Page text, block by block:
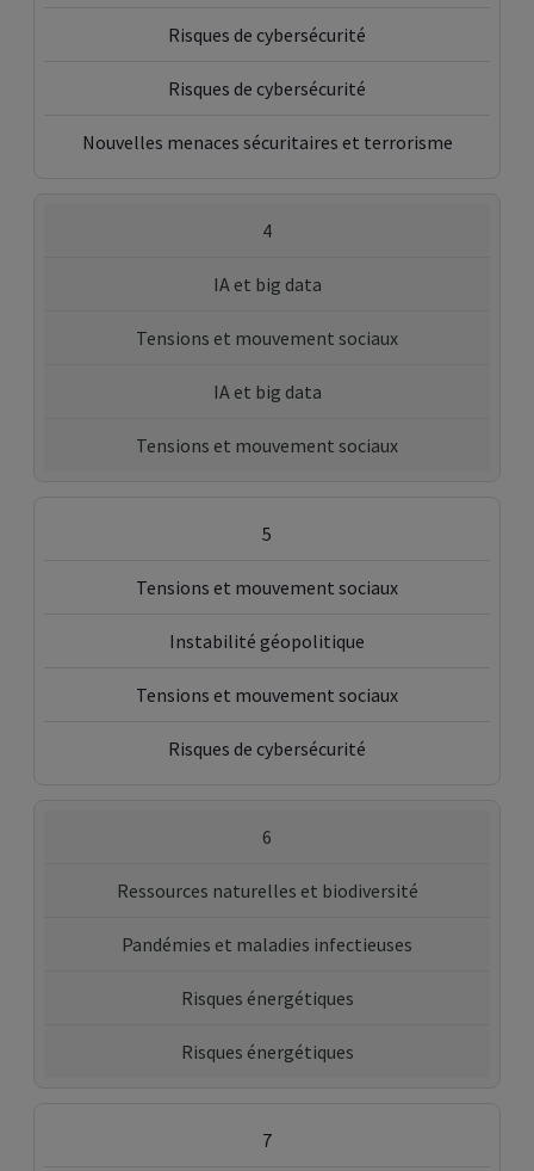
Risques de cybersécurité
Risques de cybersécurité
Nouvelles menaces sécuritaires et terrorisme
4
IA et big data
Tensions et mouvement sociaux
IA et big data
Tensions et mouvement sociaux
5
Tensions et mouvement sociaux
Instabilité géopolitique
Tensions et mouvement sociaux
Risques de cybersécurité
6
Ressources naturelles et biodiversité
Pandémies et maladies infectieuses
Risques énergétiques
Risques énergétiques
7